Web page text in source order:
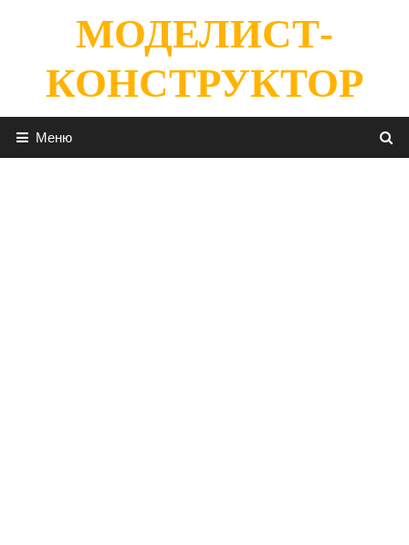
содержимомуМОДЕЛИСТ-
КОНСТРУКТОР
Меню